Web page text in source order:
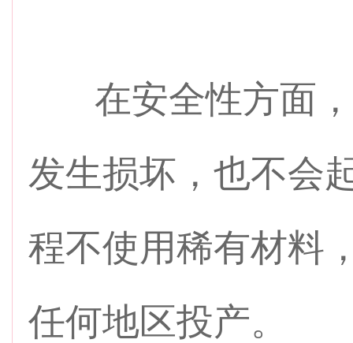
在安全性方面，
发生损坏，也不会
程不使用稀有材料
任何地区投产。